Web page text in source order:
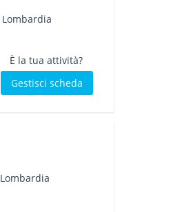
Lombardia
È la tua attività?
Gestisci scheda
Lombardia